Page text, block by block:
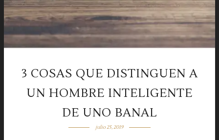
3 COSAS QUE DISTINGUEN A
UN HOMBRE INTELIGENTE
DE UNO BANAL
julio 25, 2019